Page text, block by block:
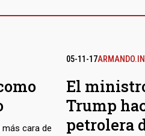
más cara de
05-11-17
El
Trump
petrolera